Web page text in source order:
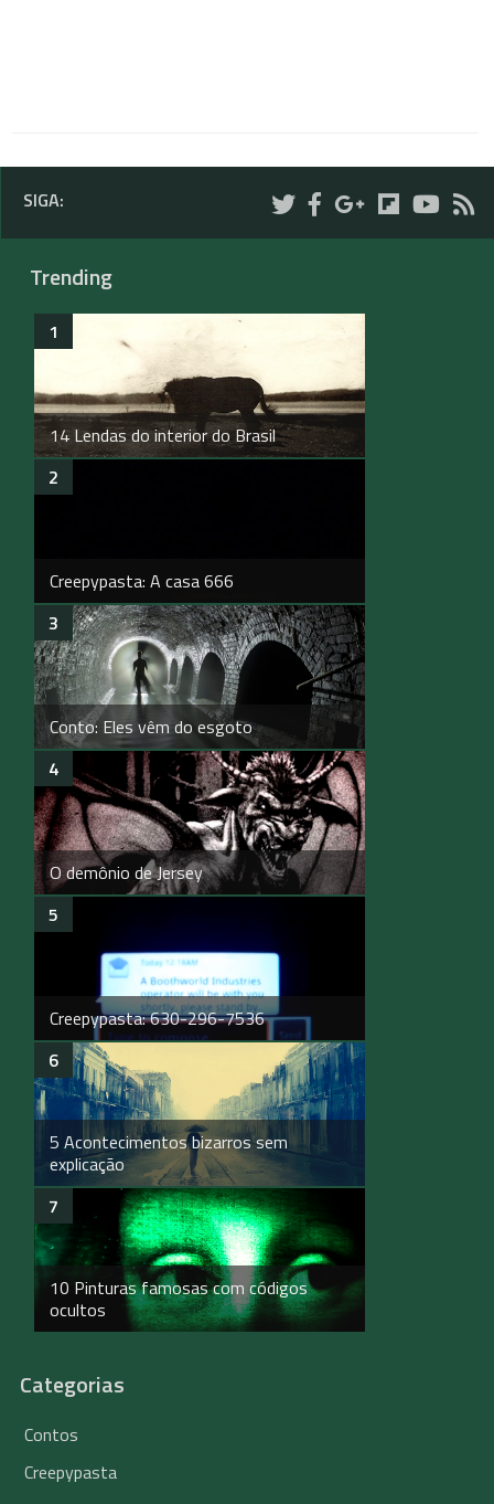
SIGA:
Trending
14 Lendas do interior do Brasil
Creepypasta: A casa 666
Conto: Eles vêm do esgoto
O demônio de Jersey
Creepypasta: 630-296-7536
5 Acontecimentos bizarros sem
explicação
10 Pinturas famosas com códigos
ocultos
Categorias
Contos
Creepypasta